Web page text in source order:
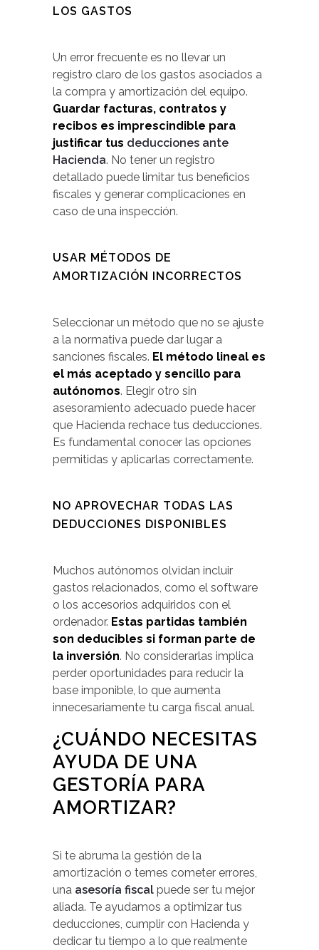
LOS GASTOS
Un error frecuente es no llevar un
registro claro de los gastos asociados a
la compra y amortización del equipo.
Guardar facturas, contratos y
recibos es imprescindible para
justificar tus deducciones ante
Hacienda. No tener un registro
detallado puede limitar tus beneficios
fiscales y generar complicaciones en
caso de una inspección.
USAR MÉTODOS DE
AMORTIZACIÓN INCORRECTOS
Seleccionar un método que no se ajuste
a la normativa puede dar lugar a
sanciones fiscales. El método lineal es
el más aceptado y sencillo para
autónomos. Elegir otro sin
asesoramiento adecuado puede hacer
que Hacienda rechace tus deducciones.
Es fundamental conocer las opciones
permitidas y aplicarlas correctamente.
NO APROVECHAR TODAS LAS
DEDUCCIONES DISPONIBLES
Muchos autónomos olvidan incluir
gastos relacionados, como el software
o los accesorios adquiridos con el
ordenador. Estas partidas también
son deducibles si forman parte de
la inversión. No considerarlas implica
perder oportunidades para reducir la
base imponible, lo que aumenta
innecesariamente tu carga fiscal anual.
¿CUÁNDO NECESITAS
AYUDA DE UNA
GESTORÍA PARA
AMORTIZAR?
Si te abruma la gestión de la
amortización o temes cometer errores,
una asesoría fiscal puede ser tu mejor
aliada. Te ayudamos a optimizar tus
deducciones, cumplir con Hacienda y
dedicar tu tiempo a lo que realmente